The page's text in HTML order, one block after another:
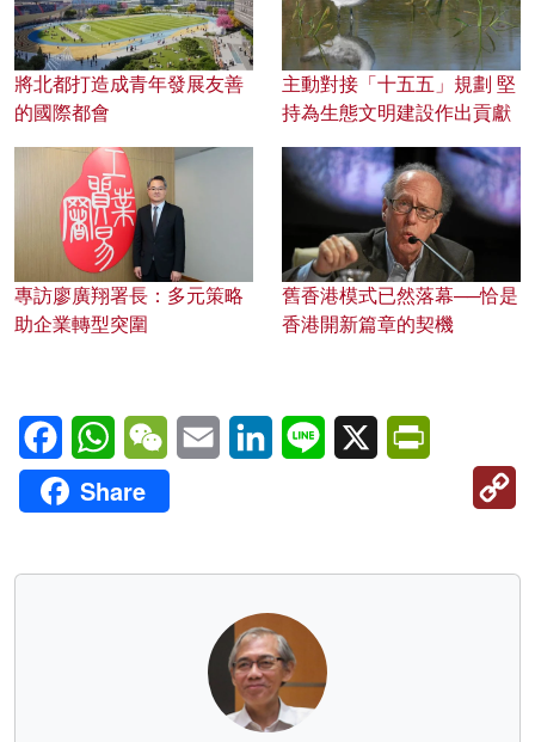
將北都打造成青年發展友善
的國際都會
主動對接「十五五」規劃 堅
持為生態文明建設作出貢獻
專訪廖廣翔署長：多元策略
助企業轉型突圍
舊香港模式已然落幕──恰是
香港開新篇章的契機
FacebookWhatsAppWeChatEmail LinkedInLine X
Share